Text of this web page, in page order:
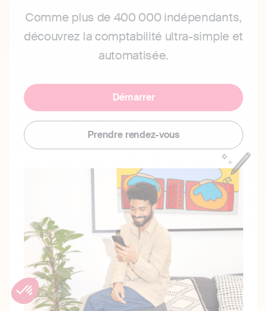
Comme plus de 400 000 indépendants,
découvrez la comptabilité ultra-simple et
automatisée.
Démarrer
Prendre rendez-vous